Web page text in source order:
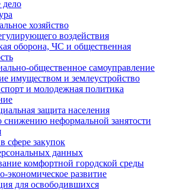
хозяйство
воздействия
оборона, ЧС и общественная
общественное самоуправление
имуществом и землеустройство
и молодежная политика
защита населения
снижению неформальной занятости
сфере закупок
данных
комфортной городской среды
экономическое развитие
для освободившихся